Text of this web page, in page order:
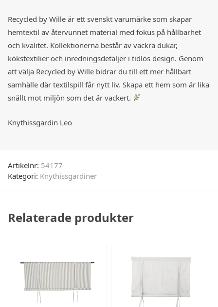
Recycled by Wille är ett svenskt varumärke som skapar
hemtextil av återvunnet material med fokus på hållbarhet
och kvalitet. Kollektionerna består av vackra dukar,
kökstextilier och inredningsdetaljer i tidlös design. Genom
att välja Recycled by Wille bidrar du till ett mer hållbart
samhälle där textilspill får nytt liv. Skapa ett hem som är lika
snällt mot miljön som det är vackert.
Knythissgardin Leo
Artikelnr: 54177
Kategori: Knythissgardiner
Relaterade produkter